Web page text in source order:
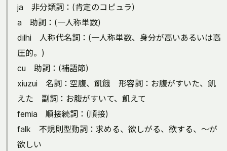
ja 非分類詞：(肯定のコピュラ)
a 助詞：(一人称単数)
dilhi 人称代名詞：(一人称単数、身分が高いあるいは高
圧的。)
cu 助詞：(補語節)
xiuzui 名詞：空腹、飢餓 形容詞：お腹がすいた、飢
えた 副詞：お腹がすいて、飢えて
femia 順接続詞：(順接)
falk 不規則型動詞：求める、欲しがる、欲する、～が
欲しい